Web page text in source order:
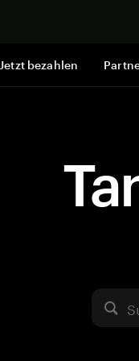
Jetzt bezahlen